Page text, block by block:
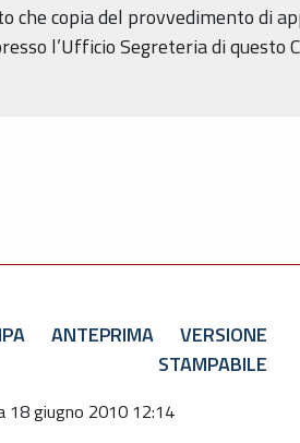
che copia del provvedimento di
l’Ufficio Segreteria di questo
ANTEPRIMA
VERSIONE
STAMPABILE
18 giugno 2010 12:14